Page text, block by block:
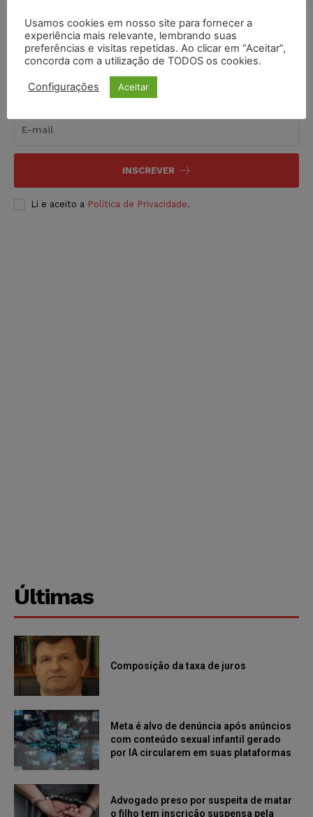
Inscreva-se
INSCREVER
Li e aceito a Política de Privacidade.
Últimas
Composição da taxa de juros
Meta é alvo de denúncia após anúncios
com conteúdo sexual infantil gerado
por IA circularem em suas plataformas
Advogado preso por suspeita de matar
o filho tem inscrição suspensa pela
Usamos cookies em nosso site para fornecer a
experiência mais relevante, lembrando suas
preferências e visitas repetidas. Ao clicar em “Aceitar”,
concorda com a utilização de TODOS os cookies.
Configurações Aceitar